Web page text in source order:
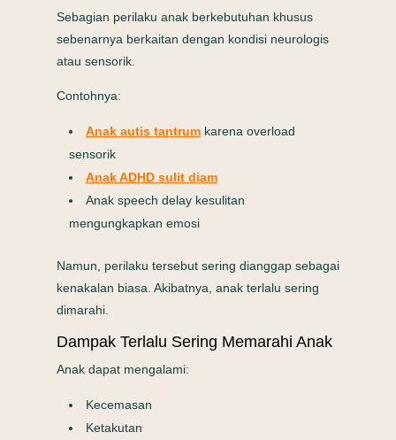
Sebagian perilaku anak berkebutuhan khusus
sebenarnya berkaitan dengan kondisi neurologis
atau sensorik.
Contohnya:
Anak autis tantrumkarena overload
sensorik
Anak ADHD sulit diam
Anak speech delay kesulitan
mengungkapkan emosi
Namun, perilaku tersebut sering dianggap sebagai
kenakalan biasa. Akibatnya, anak terlalu sering
dimarahi.
Dampak Terlalu Sering Memarahi Anak
Anak dapat mengalami:
Kecemasan
Ketakutan